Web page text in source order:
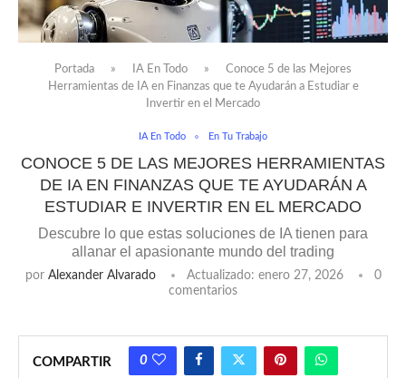
Portada » IA En Todo »
Conoce 5 de las Mejores
Herramientas de IA en Finanzas que te Ayudarán a Estudiar e
Invertir en el Mercado
IA En Todo En Tu Trabajo
CONOCE 5 DE LAS MEJORES HERRAMIENTAS
DE IA EN FINANZAS QUE TE AYUDARÁN A
ESTUDIAR E INVERTIR EN EL MERCADO
Descubre lo que estas soluciones de IA tienen para
allanar el apasionante mundo del trading
por Alexander Alvarado Actualizado: enero 27, 2026
0
comentarios
COMPARTIR 0